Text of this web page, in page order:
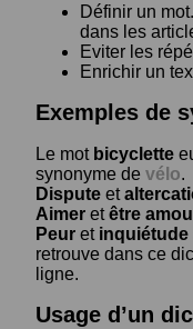
Définir un
dans les
Eviter les
Enrichir un
Exemples de
Le mot bicyclette
synonyme de vélo.
Dispute et
Aimer etêtre
Peur et inquiétude
retrouve dans ce
ligne.
Usage d’un